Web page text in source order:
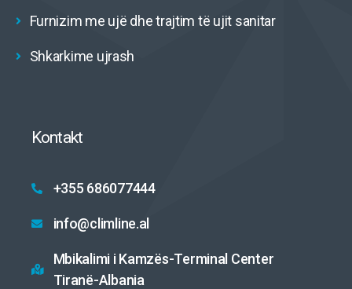
Furnizim me ujë dhe trajtim të ujit sanitar
Shkarkime ujrash
Kontakt
+355 686077444
info@climline.al
Mbikalimi i Kamzës-Terminal Center
Tiranë-Albania